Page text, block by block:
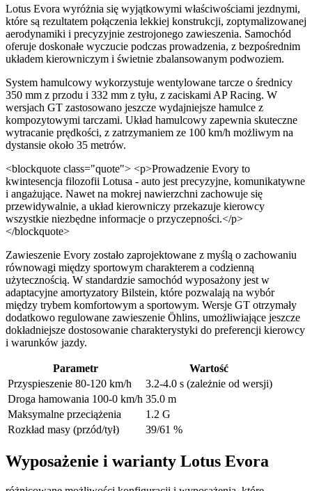
Lotus Evora wyróżnia się wyjątkowymi właściwościami jezdnymi,
które są rezultatem połączenia lekkiej konstrukcji, zoptymalizowanej
aerodynamiki i precyzyjnie zestrojonego zawieszenia. Samochód
oferuje doskonałe wyczucie podczas prowadzenia, z bezpośrednim
układem kierowniczym i świetnie zbalansowanym podwoziem.
System hamulcowy wykorzystuje wentylowane tarcze o średnicy
350 mm z przodu i 332 mm z tyłu, z zaciskami AP Racing. W
wersjach GT zastosowano jeszcze wydajniejsze hamulce z
kompozytowymi tarczami. Układ hamulcowy zapewnia skuteczne
wytracanie prędkości, z zatrzymaniem ze 100 km/h możliwym na
dystansie około 35 metrów.
<blockquote class="quote"> <p>Prowadzenie Evory to
kwintesencja filozofii Lotusa - auto jest precyzyjne, komunikatywne
i angażujące. Nawet na mokrej nawierzchni zachowuje się
przewidywalnie, a układ kierowniczy przekazuje kierowcy
wszystkie niezbędne informacje o przyczepności.</p>
</blockquote>
Zawieszenie Evory zostało zaprojektowane z myślą o zachowaniu
równowagi między sportowym charakterem a codzienną
użytecznością. W standardzie samochód wyposażony jest w
adaptacyjne amortyzatory Bilstein, które pozwalają na wybór
między trybem komfortowym a sportowym. Wersje GT otrzymały
dodatkowo regulowane zawieszenie Öhlins, umożliwiające jeszcze
dokładniejsze dostosowanie charakterystyki do preferencji kierowcy
i warunków jazdy.
Parametr
Wartość
Przyspieszenie 80-120 km/h
3.2-4.0 s (zależnie od wersji)
Droga hamowania 100-0 km/h 35.0 m
Maksymalne przeciążenia
1.2 G
Rozkład masy (przód/tył)
39/61 %
Wyposażenie i warianty Lotus Evora